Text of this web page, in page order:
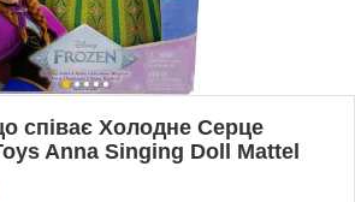
співає Холодне Серце
Anna Singing Doll Mattel